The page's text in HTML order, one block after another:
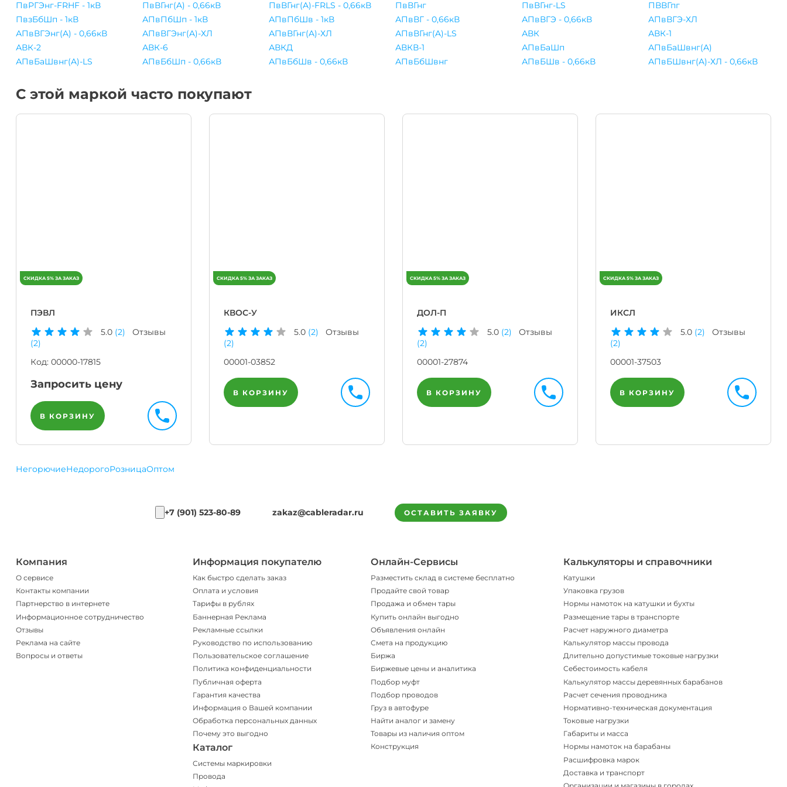
ПвРГЭнг-FRHF - 1кВ ПвВГнг(A) - 0,66кВ ПвВГнг(A)-FRLS - 0,66кВ ПвВГнг ПвВГнг-LS
ПВВГпг
ПвзБбШп - 1кВ
АПвПбШп - 1кВ АПвПбШв - 1кВ АПвВГ - 0,66кВ АПвВГЭ - 0,66кВ
АПвВГЭ-ХЛ
АПвВГЭнг(A) - 0,66кВ
АПвВГЭнг(A)-ХЛ АПвВГнг(A)-ХЛ АПвВГнг(A)-LS АВК
АВК-1
АВК-2
АВК-6 АВКД АВКВ-1 АПвБаШп
АПвБаШвнг(A)
АПвБаШвнг(A)-LS
АПвБбШп - 0,66кВ АПвБбШв - 0,66кВ АПвБбШвнг АПвБШв - 0,66кВ АПвБШвнг(A)-ХЛ - 0,66кВ
С этой маркой часто покупают
ПЭВЛ
5.0 (2)
Отзывы
(2)
Код: 00000-17815
Запросить цену
В КОРЗИНУ
КВОС-У
5.0 (2)
Отзывы
(2)
00001-03852
В КОРЗИНУ
ДОЛ-П
5.0 (2)
Отзывы
(2)
00001-27874
В КОРЗИНУ
ИКСЛ
5.0 (2)
Отзывы
(2)
00001-37503
В КОРЗИНУ
НегорючиеНедорогоРозницаОптом
+7 (901) 523-80-89 zakaz@cableradar.ru ОСТАВИТЬ ЗАЯВКУ
Компания
О сервисе
Контакты компании
Партнерство в интернете
Информационное сотрудничество
Отзывы
Реклама на сайте
Вопросы и ответы
Информация покупателю
Как быстро сделать заказ
Оплата и условия
Тарифы в рублях
Баннерная Реклама
Рекламные ссылки
Руководство по использованию
Пользовательское соглашение
Политика конфиденциальности
Публичная оферта
Гарантия качества
Информация о Вашей компании
Обработка персональных данных
Почему это выгодно
Каталог
Системы маркировки
Провода
Онлайн-Сервисы
Разместить склад в системе бесплатно
Продайте свой товар
Продажа и обмен тары
Купить онлайн выгодно
Объявления онлайн
Смета на продукцию
Биржа
Биржевые цены и аналитика
Подбор муфт
Подбор проводов
Груз в автофуре
Найти аналог и замену
Товары из наличия оптом
Конструкция
Калькуляторы и справочники
Катушки
Упаковка грузов
Нормы намоток на катушки и бухты
Размещение тары в транспорте
Расчет наружного диаметра
Калькулятор массы провода
Длительно допустимые токовые нагрузки
Себестоимость кабеля
Калькулятор массы деревянных барабанов
Расчет сечения проводника
Нормативно-техническая документация
Токовые нагрузки
Габариты и масса
Нормы намоток на барабаны
Расшифровка марок
Доставка и транспорт